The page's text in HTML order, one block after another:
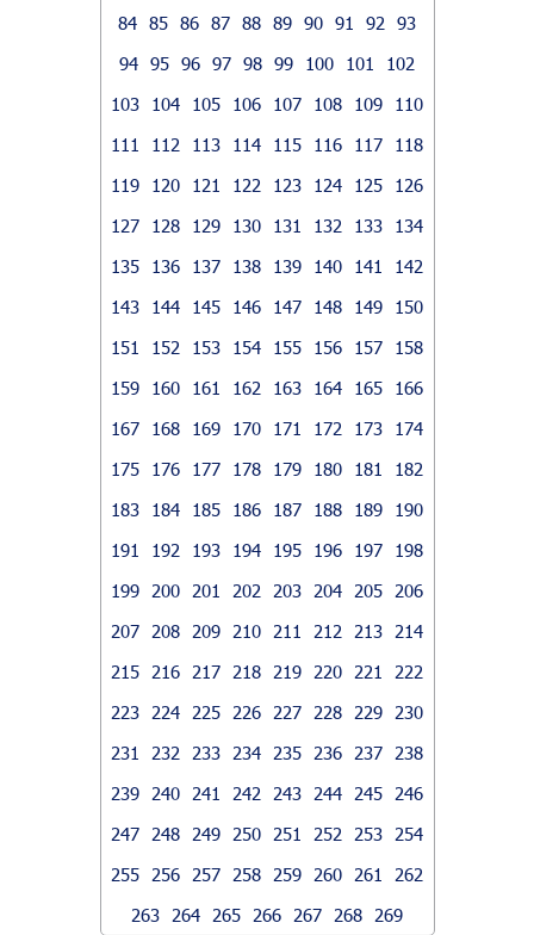
84 85 86 87 88 89 90 91 92
93
94 95 96 97 98 99 100 101
102
103
104 105 106 107 108 109
110
111
112 113 114 115 116 117
118
119
120 121 122 123 124 125
126
127
128 129 130 131 132 133
134
135
136 137 138 139 140 141
142
143
144 145 146 147 148 149
150
151
152 153 154 155 156 157
158
159
160 161 162 163 164 165
166
167
168 169 170 171 172 173
174
175
176 177 178 179 180 181
182
183
184 185 186 187 188 189
190
191
192 193 194 195 196 197
198
199
200 201 202 203 204 205
206
207
208 209 210 211 212 213
214
215
216 217 218 219 220 221
222
223
224 225 226 227 228 229
230
231
232 233 234 235 236 237
238
239
240 241 242 243 244 245
246
247
248 249 250 251 252 253
254
255
256 257 258 259 260 261
262
263
264 265 266 267 268 269